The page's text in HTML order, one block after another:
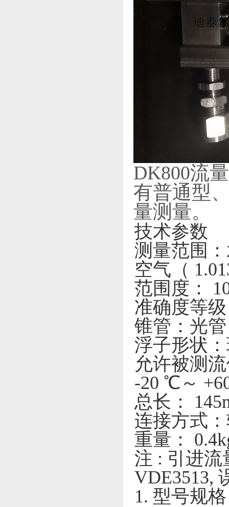
DK800流
有普通型
量测量。
技术参数
测量范围
空气（
范围度：
准确度等
锥管：光
浮子形状
允许被测
-20 ℃～
总长：
连接方式
重量：
注 : 引进
VDE3513,
1. 型号规格